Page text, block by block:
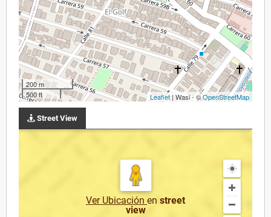
200 m
500 ft
Leaflet | Wasi - ©OpenStreetMap
Street View
Ver Ubicación en street
view